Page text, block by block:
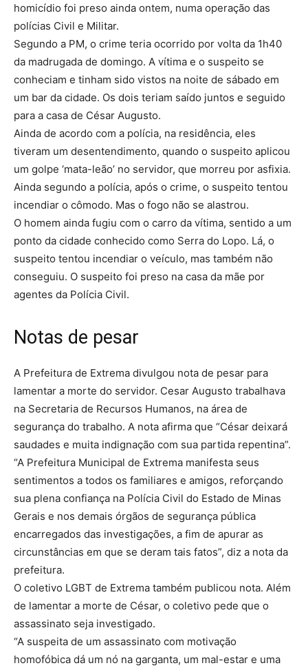
homicídio foi preso ainda ontem, numa operação das
polícias Civil e Militar.
Segundo a PM, o crime teria ocorrido por volta da 1h40
da madrugada de domingo. A vítima e o suspeito se
conheciam e tinham sido vistos na noite de sábado em
um bar da cidade. Os dois teriam saído juntos e seguido
para a casa de César Augusto.
Ainda de acordo com a polícia, na residência, eles
tiveram um desentendimento, quando o suspeito aplicou
um golpe ‘mata-leão’ no servidor, que morreu por asfixia.
Ainda segundo a polícia, após o crime, o suspeito tentou
incendiar o cômodo. Mas o fogo não se alastrou.
O homem ainda fugiu com o carro da vítima, sentido a um
ponto da cidade conhecido como Serra do Lopo. Lá, o
suspeito tentou incendiar o veículo, mas também não
conseguiu. O suspeito foi preso na casa da mãe por
agentes da Polícia Civil.
Notas de pesar
A Prefeitura de Extrema divulgou nota de pesar para
lamentar a morte do servidor. Cesar Augusto trabalhava
na Secretaria de Recursos Humanos, na área de
segurança do trabalho. A nota afirma que “César deixará
saudades e muita indignação com sua partida repentina”.
“A Prefeitura Municipal de Extrema manifesta seus
sentimentos a todos os familiares e amigos, reforçando
sua plena confiança na Polícia Civil do Estado de Minas
Gerais e nos demais órgãos de segurança pública
encarregados das investigações, a fim de apurar as
circunstâncias em que se deram tais fatos”, diz a nota da
prefeitura.
O coletivo LGBT de Extrema também publicou nota. Além
de lamentar a morte de César, o coletivo pede que o
assassinato seja investigado.
“A suspeita de um assassinato com motivação
homofóbica dá um nó na garganta, um mal-estar e uma